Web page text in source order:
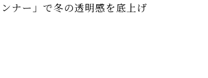
ナー」で冬の透明感を底上げ